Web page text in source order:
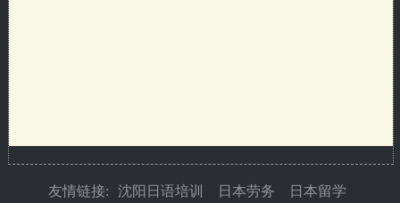
友情链接: 沈阳日语培训 日本劳务 日本留学